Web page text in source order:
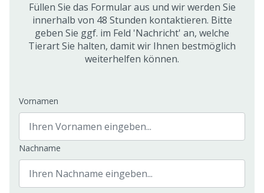
Füllen Sie das Formular aus und wir werden Sie
innerhalb von 48 Stunden kontaktieren. Bitte
geben Sie ggf. im Feld 'Nachricht' an, welche
Tierart Sie halten, damit wir Ihnen bestmöglich
weiterhelfen können.
Vornamen
Nachname